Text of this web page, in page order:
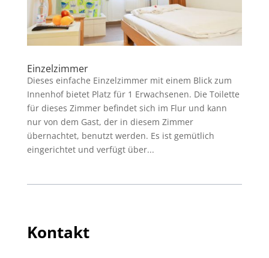
Einzelzimmer
Dieses einfache Einzelzimmer mit einem Blick zum
Innenhof bietet Platz für 1 Erwachsenen. Die Toilette
für dieses Zimmer befindet sich im Flur und kann
nur von dem Gast, der in diesem Zimmer
übernachtet, benutzt werden. Es ist gemütlich
eingerichtet und verfügt über...
Kontakt